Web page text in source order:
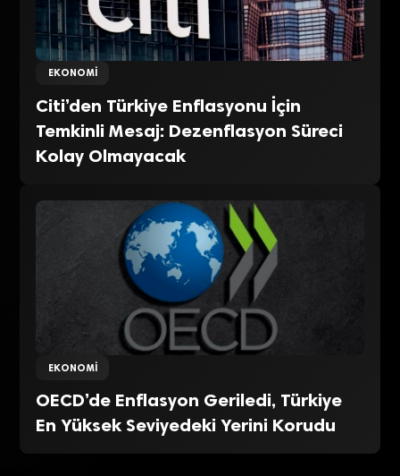
EKONOMI
Citi’den Türkiye Enflasyonu İçin
Temkinli Mesaj: Dezenflasyon Süreci
Kolay Olmayacak
EKONOMI
OECD’de Enflasyon Geriledi, Türkiye
En Yüksek Seviyedeki Yerini Korudu